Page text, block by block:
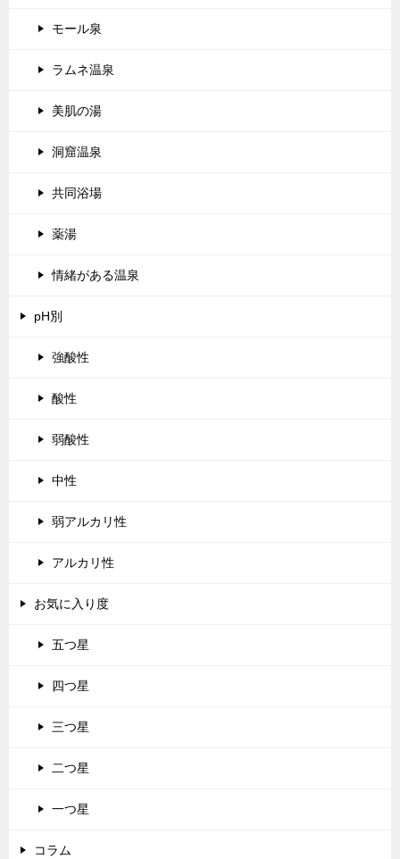
モール泉
ラムネ温泉
美肌の湯
洞窟温泉
共同浴場
薬湯
情緒がある温泉
pH別
強酸性
酸性
弱酸性
中性
弱アルカリ性
アルカリ性
お気に入り度
五つ星
四つ星
三つ星
二つ星
一つ星
コラム